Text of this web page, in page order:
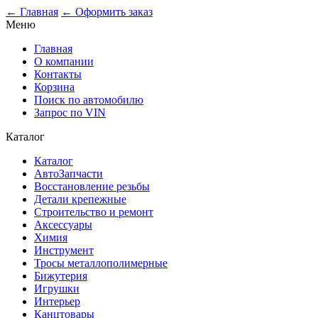
← Главная ← Оформить заказ
Меню
Главная
О компании
Контакты
Корзина
Поиск по автомобилю
Запрос по VIN
Каталог
Каталог
АвтоЗапчасти
Восстановление резьбы
Детали крепежные
Строительство и ремонт
Аксессуары
Химия
Инструмент
Тросы металлополимерные
Бижутерия
Игрушки
Интерьер
Канцтовары